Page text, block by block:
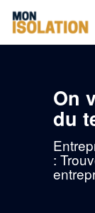
On
du
: